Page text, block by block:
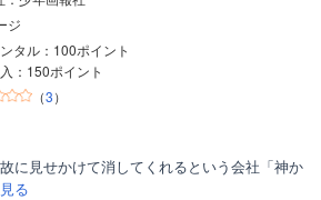
ジ
タル：100ポイント
：150ポイント
（3）
に見せかけて消してくれるという会社「神か
る